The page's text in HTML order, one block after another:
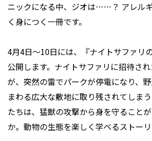
ニックになる中、ジオは……？ アレル
く身につく一冊です。
4月4日～10日には、『ナイトサファリ
公開します。ナイトサファリに招待さ
が、突然の雷でパークが停電になり、
まわる広大な敷地に取り残されてし
たちは、猛獣の攻撃から身を守ること
か。動物の生態を楽しく学べるストーリ